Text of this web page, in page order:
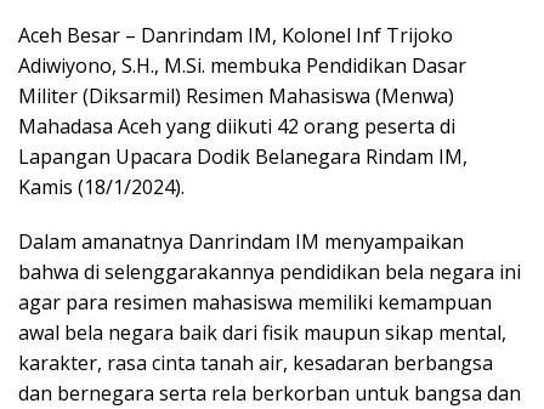
Aceh Besar – Danrindam IM, Kolonel Inf Trijoko
Adiwiyono, S.H., M.Si. membuka Pendidikan Dasar
Militer (Diksarmil) Resimen Mahasiswa (Menwa)
Mahadasa Aceh yang diikuti 42 orang peserta di
Lapangan Upacara Dodik Belanegara Rindam IM,
Kamis (18/1/2024).
Dalam amanatnya Danrindam IM menyampaikan
bahwa di selenggarakannya pendidikan bela negara ini
agar para resimen mahasiswa memiliki kemampuan
awal bela negara baik dari fisik maupun sikap mental,
karakter, rasa cinta tanah air, kesadaran berbangsa
dan bernegara serta rela berkorban untuk bangsa dan